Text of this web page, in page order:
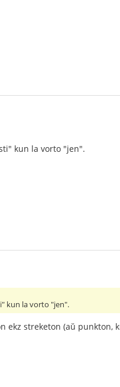
kun la vorto "jen".
kun la vorto "jen".
ekz streketon (aŭ punkton,